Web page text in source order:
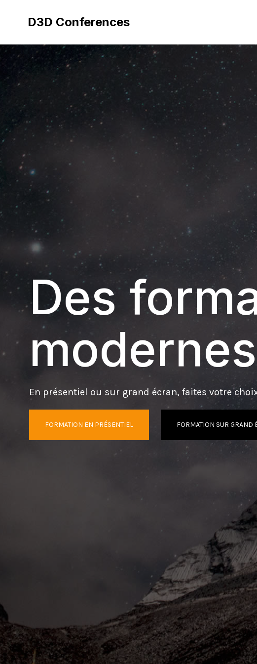
D3D Conferences
Des
En présentiel ou sur grand écran, faites votre
FORMATION EN PRÉSENTIEL FORMATION SUR GRAND